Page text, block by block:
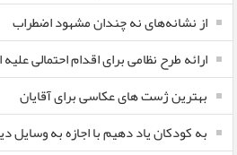
از نشانه‌های نه چندان مشهود اضطراب
ارائه طرح نظامی برای اقدام احتمالی علیه
بهترین ژست های عکاسی برای آقایان
به کودکان یاد دهیم با اجازه به